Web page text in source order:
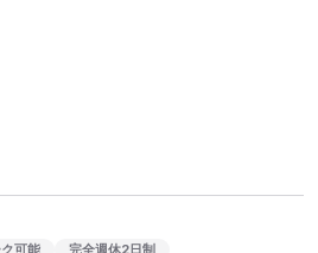
可能
完全週休2日制